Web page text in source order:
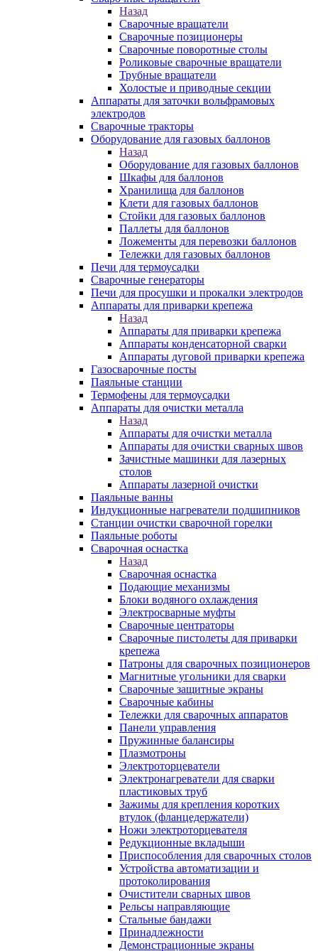
Назад
Сварочные вращатели
Сварочные позиционеры
Сварочные поворотные столы
Роликовые сварочные вращатели
Трубные вращатели
Холостые и приводные секции
Аппараты для заточки вольфрамовых
электродов
Сварочные тракторы
Оборудование для газовых баллонов
Назад
Оборудование для газовых баллонов
Шкафы для баллонов
Хранилища для баллонов
Клети для газовых баллонов
Стойки для газовых баллонов
Паллеты для баллонов
Ложементы для перевозки баллонов
Тележки для газовых баллонов
Печи для термоусадки
Сварочные генераторы
Печи для просушки и прокалки электродов
Аппараты для приварки крепежа
Назад
Аппараты для приварки крепежа
Аппараты конденсаторной сварки
Аппараты дуговой приварки крепежа
Газосварочные посты
Паяльные станции
Термофены для термоусадки
Аппараты для очистки металла
Назад
Аппараты для очистки металла
Аппараты для очистки сварных швов
Зачистные машинки для лазерных
столов
Аппараты лазерной очистки
Паяльные ванны
Индукционные нагреватели подшипников
Станции очистки сварочной горелки
Паяльные роботы
Сварочная оснастка
Назад
Сварочная оснастка
Подающие механизмы
Блоки водяного охлаждения
Электросварные муфты
Сварочные центраторы
Сварочные пистолеты для приварки
крепежа
Патроны для сварочных позиционеров
Магнитные угольники для сварки
Сварочные защитные экраны
Сварочные кабины
Тележки для сварочных аппаратов
Панели управления
Пружинные балансиры
Плазмотроны
Электроторцеватели
Электронагреватели для сварки
пластиковых труб
Зажимы для крепления коротких
втулок (фланцедержатели)
Ножи электроторцевателя
Редукционные вкладыши
Приспособления для сварочных столов
Устройства автоматизации и
протоколирования
Очистители сварных швов
Рельсы направляющие
Стальные бандажи
Принадлежности
Демонстрационные экраны